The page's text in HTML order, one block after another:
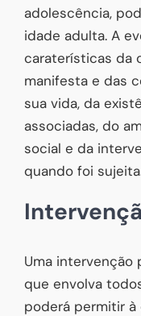
adolescência,
idade adulta. A
caraterísticas da
manifesta e das
sua vida, da
associadas, do
social e da
quando foi
Uma
que envolva
poderá permitir à